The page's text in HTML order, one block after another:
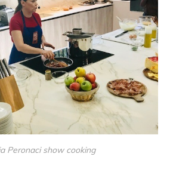
Peronaci show cooking